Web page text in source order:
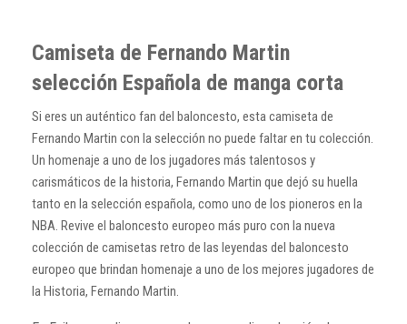
Camiseta de Fernando Martin
selección Española de manga corta
Si eres un auténtico fan del baloncesto, esta camiseta de
Fernando Martin con la selección no puede faltar en tu colección.
Un homenaje a uno de los jugadores más talentosos y
carismáticos de la historia, Fernando Martin que dejó su huella
tanto en la selección española, como uno de los pioneros en la
NBA. Revive el baloncesto europeo más puro con la nueva
colección de camisetas retro de las leyendas del baloncesto
europeo que brindan homenaje a uno de los mejores jugadores de
la Historia, Fernando Martin.